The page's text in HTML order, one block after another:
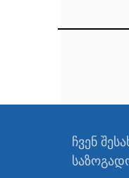
ჩვენ